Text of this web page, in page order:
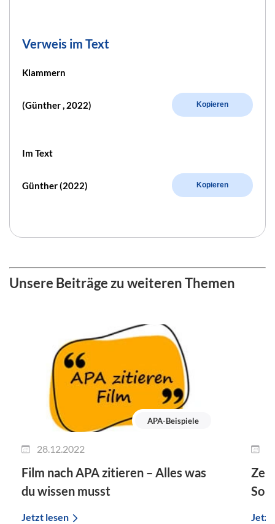
Verweis im Text
Klammern
(Günther , 2022) Kopieren
Im Text
Günther (2022) Kopieren
Unsere Beiträge zu weiteren Themen
APA-Beispiele
28.12.2022
Film nach APA zitieren – Alles was
du wissen musst
Jetzt lesen
So